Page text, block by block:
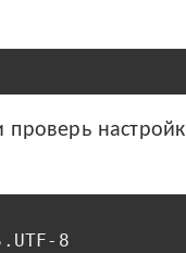
проверь
8